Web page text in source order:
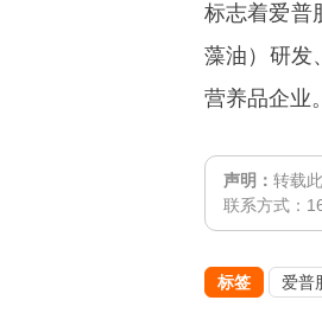
标志着爱普
藻油）研发
营养品企业。
声明： 转载
联系方式：
标签 爱普